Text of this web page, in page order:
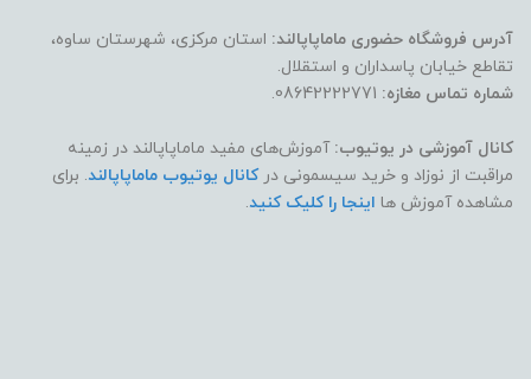
آدرس فروشگاه حضوری ماماپاپالند: استان مرکزی، شهرستان ساوه،
تقاطع خیابان پاسداران و استقلال.
شماره تماس مغازه:
کانال آموزشی در یوتیوب: آموزش‌های مفید ماماپاپالند در زمینه
مراقبت از نوزاد و خرید سیسمونی درکانال یوتیوب ماماپاپالند. برای
مشاهده آموزش ها اینجا را کلیک کنید.